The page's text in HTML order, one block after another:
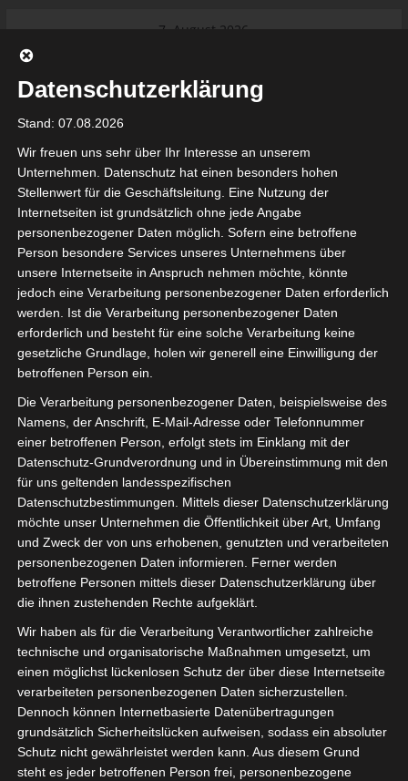
7. August 2026
beginnt am 22. und 23. August
2026 (Update)
Meisterschaft an
Ligue 1 Pro: Spielplan der ersten 15
Spieltage der Saison 2026/2027
Ligue 2 Pro Tunesien 2026/2027 –
Saison beginnt am am 19./20.
September 2026
Internationaler Sportgerichtshof
lehnt Eilverfahren ab – AS Soliman
steuert auf die Ligue 2 zu
tunesienfussball.de
Tunesien Ligafußball
von Google Adsense (Google Ireland Limited, Gordon House, Barrow
Ireland) benötigen wir laut DSGVO Ihre Zustimmung. Es werden seitens
Daten erhoben, verarbeitet und gespeichert. Welche Daten genau
bitte den Datenschutzbedingungen.
Google Adsenseist deaktiviert. ✓ Erlauben Datenschutzbedingungen
Sie befinden sich hier:Startseite»News»Fußball»
Welt» Afrika»Tunesien »Ligen»Ligue 1»Die Playoff
und Playout-Begegnungen der Ligue 1 Pro Tunesien
Datenschutzerklärung
Stand: 07.08.2026
Wir freuen uns sehr über Ihr Interesse an unserem
Unternehmen. Datenschutz hat einen besonders hohen
Stellenwert für die Geschäftsleitung. Eine Nutzung der
Internetseiten ist grundsätzlich ohne jede Angabe
personenbezogener Daten möglich. Sofern eine betroffene
Person besondere Services unseres Unternehmens über
unsere Internetseite in Anspruch nehmen möchte, könnte
jedoch eine Verarbeitung personenbezogener Daten erforderlich
werden. Ist die Verarbeitung personenbezogener Daten
erforderlich und besteht für eine solche Verarbeitung keine
gesetzliche Grundlage, holen wir generell eine Einwilligung der
betroffenen Person ein.
Die Verarbeitung personenbezogener Daten, beispielsweise des
Namens, der Anschrift, E-Mail-Adresse oder Telefonnummer
einer betroffenen Person, erfolgt stets im Einklang mit der
Datenschutz-Grundverordnung und in Übereinstimmung mit den
für uns geltenden landesspezifischen
Datenschutzbestimmungen. Mittels dieser Datenschutzerklärung
möchte unser Unternehmen die Öffentlichkeit über Art, Umfang
und Zweck der von uns erhobenen, genutzten und verarbeiteten
personenbezogenen Daten informieren. Ferner werden
betroffene Personen mittels dieser Datenschutzerklärung über
die ihnen zustehenden Rechte aufgeklärt.
Wir haben als für die Verarbeitung Verantwortlicher zahlreiche
technische und organisatorische Maßnahmen umgesetzt, um
einen möglichst lückenlosen Schutz der über diese Internetseite
verarbeiteten personenbezogenen Daten sicherzustellen.
Dennoch können Internetbasierte Datenübertragungen
grundsätzlich Sicherheitslücken aufweisen, sodass ein absoluter
Schutz nicht gewährleistet werden kann. Aus diesem Grund
steht es jeder betroffenen Person frei, personenbezogene